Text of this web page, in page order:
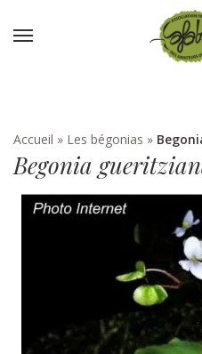
Accueil » Les bégonias »
Begonia